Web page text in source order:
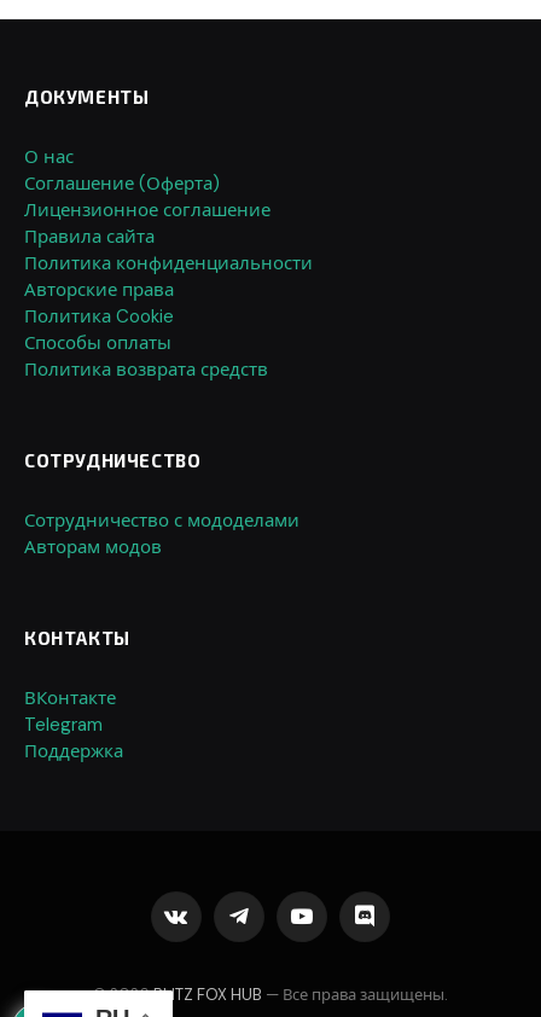
ДОКУМЕНТЫ
О нас
Соглашение (Оферта)
Лицензионное соглашение
Правила сайта
Политика конфиденциальности
Авторские права
Политика Cookie
Способы оплаты
Политика возврата средств
СОТРУДНИЧЕСТВО
Сотрудничество с мододелами
Авторам модов
КОНТАКТЫ
ВКонтакте
Telegram
Поддержка
VKontakteTelegramYouTubeDiscord
© 2026BLITZ FOX HUB — Все права защищены.